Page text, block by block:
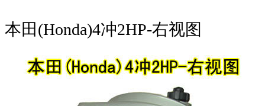
本田(Honda)4冲2HP-右视图